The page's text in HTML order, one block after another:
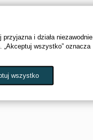
i działa niezawodnie.
„Akceptuj wszystko” oznacza
wszystko